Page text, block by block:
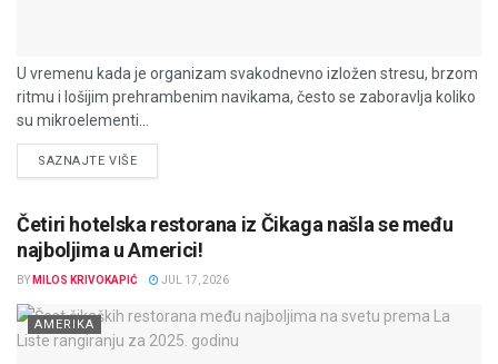
U vremenu kada je organizam svakodnevno izložen stresu, brzom
ritmu i lošijim prehrambenim navikama, često se zaboravlja koliko
su mikroelementi...
SAZNAJTE VIŠEDETAILS
Četiri hotelska restorana iz Čikaga našla se među
najboljima u Americi!
BY MILOS KRIVOKAPIĆ JUL 17, 2026
AMERIKA